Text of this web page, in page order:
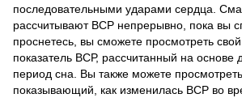
последовательными ударами сердца.
рассчитывают ВСР непрерывно, пока вы
проснетесь, вы сможете просмотреть
показатель ВСР, рассчитанный на основе
период сна. Вы также можете
показывающий, как изменилась ВСР во